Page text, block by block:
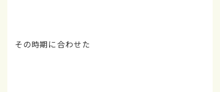
その時期に合わせた